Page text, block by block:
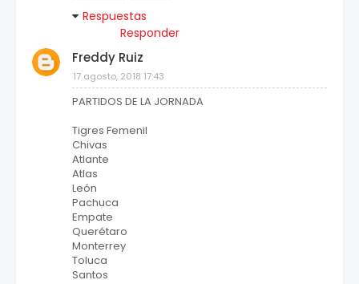
Respuestas
Responder
Freddy Ruiz
17 agosto, 2018 17:43
PARTIDOS DE LA JORNADA
Tigres Femenil
Chivas
Atlante
Atlas
León
Pachuca
Empate
Querétaro
Monterrey
Toluca
Santos